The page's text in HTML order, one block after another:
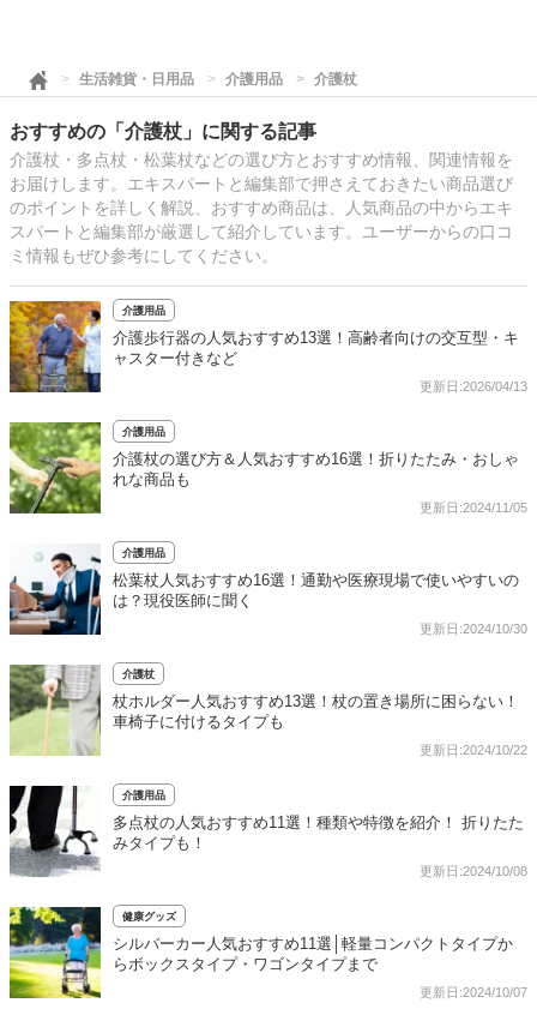
生活雑貨・日用品 介護用品 介護杖
おすすめの「介護杖」に関する記事
介護杖・多点杖・松葉杖などの選び方とおすすめ情報、関連情報を
お届けします。エキスパートと編集部で押さえておきたい商品選び
のポイントを詳しく解説、おすすめ商品は、人気商品の中からエキ
スパートと編集部が厳選して紹介しています。ユーザーからの口コ
ミ情報もぜひ参考にしてください。
介護用品
介護歩行器の人気おすすめ13選！高齢者向けの交互型・キ
ャスター付きなど
更新日:2026/04/13
介護用品
介護杖の選び方＆人気おすすめ16選！折りたたみ・おしゃ
れな商品も
更新日:2024/11/05
介護用品
松葉杖人気おすすめ16選！通勤や医療現場で使いやすいの
は？現役医師に聞く
更新日:2024/10/30
介護杖
杖ホルダー人気おすすめ13選！杖の置き場所に困らない！
車椅子に付けるタイプも
更新日:2024/10/22
介護用品
多点杖の人気おすすめ11選！種類や特徴を紹介！ 折りたた
みタイプも！
更新日:2024/10/08
健康グッズ
シルバーカー人気おすすめ11選│軽量コンパクトタイプか
らボックスタイプ・ワゴンタイプまで
更新日:2024/10/07